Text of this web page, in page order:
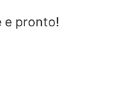
e pronto!